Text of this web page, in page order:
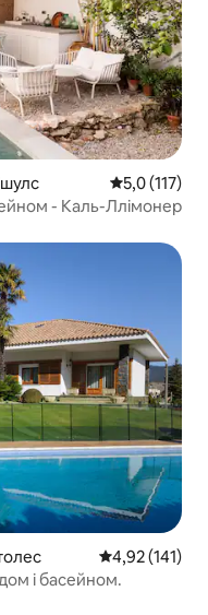
Середня
5,0 (117)
- Каль-Ллімонер
Середня
4,92 (141)
і басейном.